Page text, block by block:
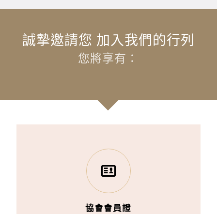
誠摯邀請您 加入我們的行列
您將享有：
協會會員證